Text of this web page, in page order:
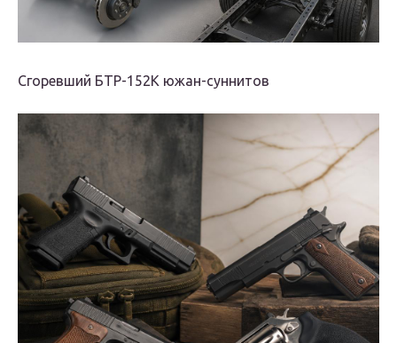
Сгоревший БТР-152К южан-суннитов